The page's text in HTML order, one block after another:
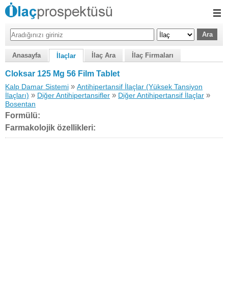
Anasayfa İlaçlar İlaç Ara İlaç Firmaları
Cloksar 125 Mg 56 Film Tablet
Kalp Damar Sistemi » Antihipertansif İlaçlar (Yüksek Tansiyon
İlaçları) » Diğer Antihipertansifler » Diğer Antihipertansif İlaçlar »
Bosentan
Formülü:
Farmakolojik özellikleri: